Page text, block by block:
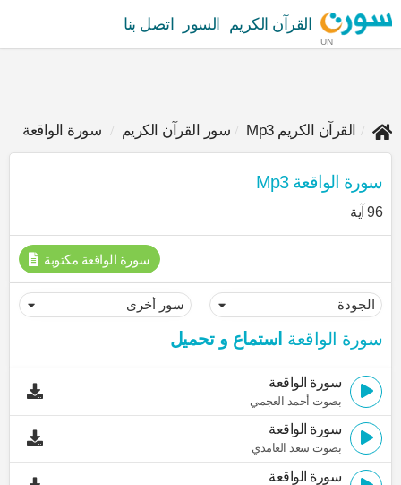
UN
القرآن الكريم السور اتصل بنا
القرآن الكريم Mp3 سور القرآن الكريم سورة الواقعة
سورة الواقعة Mp3
96 آية
سورة الواقعة مكتوبة
سورة الواقعة استماع و تحميل
سورة الواقعة
بصوت أحمد العجمي
سورة الواقعة
بصوت سعد الغامدي
سورة الواقعة